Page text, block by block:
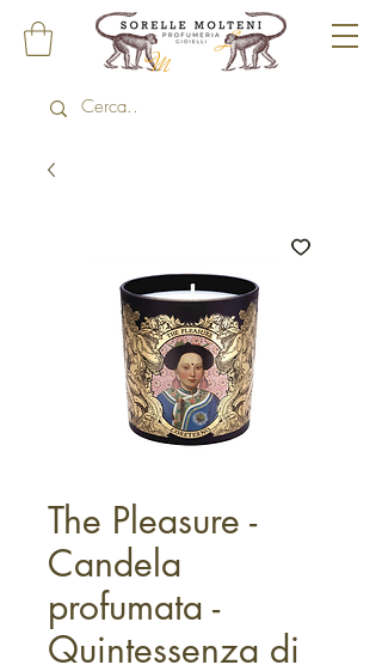
The Pleasure -
Candela
profumata -
Quintessenza di